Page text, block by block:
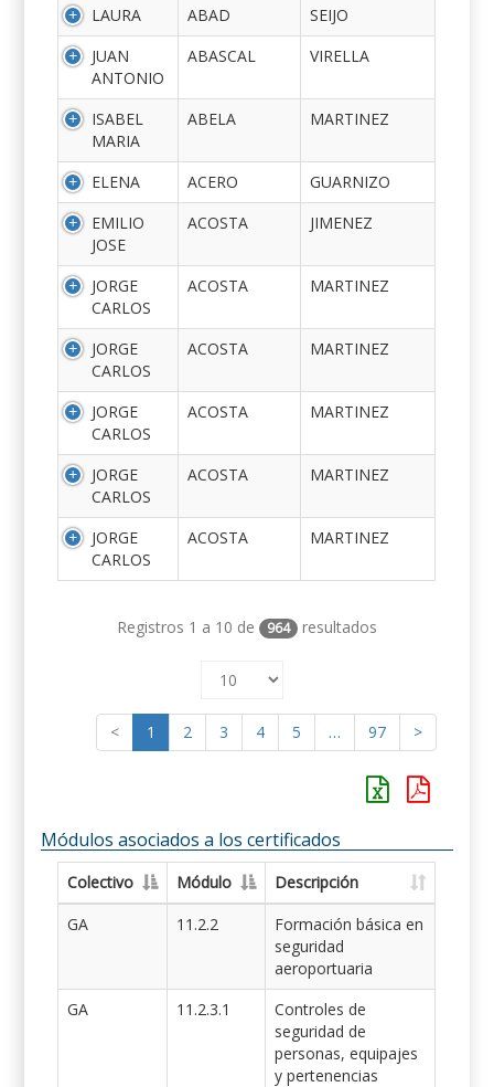
LAURA
ABAD
SEIJO
JUAN
ANTONIO
ABASCAL VIRELLA
ISABEL
MARIA
ABELA MARTINEZ
ELENA ACERO
GUARNIZO
EMILIO
JOSE
ACOSTA JIMENEZ
JORGE
CARLOS
ACOSTA MARTINEZ
JORGE
CARLOS
ACOSTA MARTINEZ
JORGE
CARLOS
ACOSTA MARTINEZ
JORGE
CARLOS
ACOSTA MARTINEZ
JORGE
CARLOS
ACOSTA MARTINEZ
Registros 1 a 10 de 964 resultados
< 1 2 3 4 5 … 97 >
Módulos asociados a los certificados
Colectivo Módulo
Descripción
GA
11.2.2
Formación básica en
seguridad
aeroportuaria
GA
11.2.3.1
Controles de
seguridad de
personas, equipajes
y pertenencias